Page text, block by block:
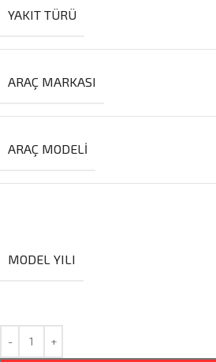
YAKIT TÜRÜ
ARAÇ MARKASI
ARAÇ MODELI
MODEL YILI